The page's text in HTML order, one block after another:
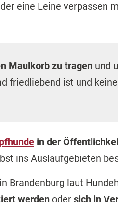
eine Leine verpassen
Maulkorb zu tragen und
friedliebend ist und
in der
ins Auslaufgebieten
Brandenburg laut
werden oder sich in